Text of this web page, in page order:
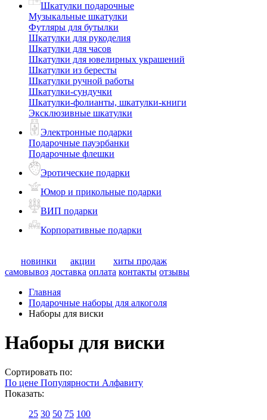
Шкатулки подарочные
Музыкальные шкатулки
Футляры для бутылки
Шкатулки для рукоделия
Шкатулки для часов
Шкатулки для ювелирных украшений
Шкатулки из бересты
Шкатулки ручной работы
Шкатулки-сундучки
Шкатулки-фолианты, шкатулки-книги
Эксклюзивные шкатулки
Электронные подарки
Подарочные пауэрбанки
Подарочные флешки
Эротические подарки
Юмор и прикольные подарки
ВИП подарки
Корпоративные подарки
новинки акции
хиты продаж
самовывоз доставка оплата контакты отзывы
Главная
Подарочные наборы для алкоголя
Наборы для виски
Наборы для виски
Сортировать по:
По цене Популярности Алфавиту
Показать:
25 30 50 75 100